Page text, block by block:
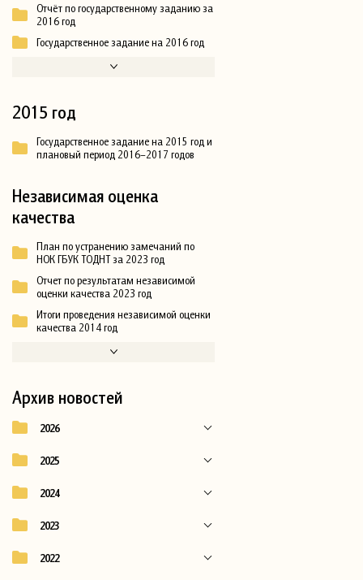
Отчёт по государственному заданию за
2016 год
Государственное задание на 2016 год
2015 год
Государственное задание на 2015 год и
плановый период 2016–2017 годов
Независимая оценка
качества
План по устранению замечаний по
НОК ГБУК ТОДНТ за 2023 год
Отчет по результатам независимой
оценки качества 2023 год
Итоги проведения независимой оценки
качества 2014 год
Архив новостей
2026
2025
2024
2023
2022